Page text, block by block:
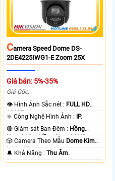
CAmera Speed Dome DS-
2DE4225IWG1-E Zoom 25X
Giá bán: 5%-35%
Giá Gốc:
👁 Hình Ảnh Sắc nét : FULL HD
1080P .
⚛️ Công Nghệ Hình Ảnh : IP.
🔴 Giám sát Ban Đêm : Hồng
Ngoại 10m Hồng Ngoại SMD.
🎲 Camera Theo Mẫu Dome Kim
loại + Nhựa.
️🔔 Khả Năng :Thu Âm.